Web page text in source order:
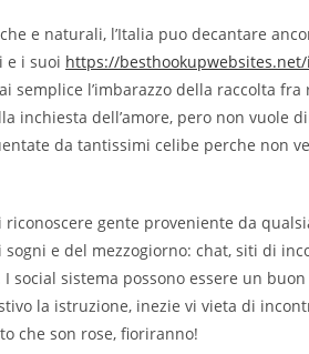
e naturali, l’Italia puo decantare
e i suoi https://
semplice l’imbarazzo della raccolta
inchiesta dell’amore, pero non vuole
da tantissimi celibe perche non
gente proveniente da
e del mezzogiorno: chat, siti di
sistema possono essere un
la istruzione, inezie vi vieta di
che son rose, fioriranno!